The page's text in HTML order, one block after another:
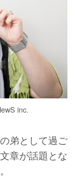
inc.
弟として過ご
章が話題とな